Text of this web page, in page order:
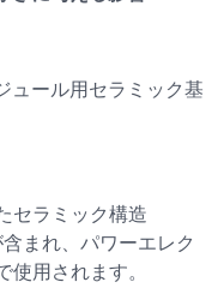
ュール用セラミック基
セラミック構造
まれ、パワーエレク
使用されます。